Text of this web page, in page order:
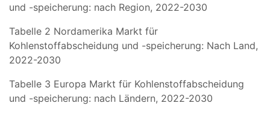
und -speicherung: nach Region, 2022-2030
Tabelle 2 Nordamerika Markt für
Kohlenstoffabscheidung und -speicherung: Nach Land,
2022-2030
Tabelle 3 Europa Markt für Kohlenstoffabscheidung
und -speicherung: nach Ländern, 2022-2030